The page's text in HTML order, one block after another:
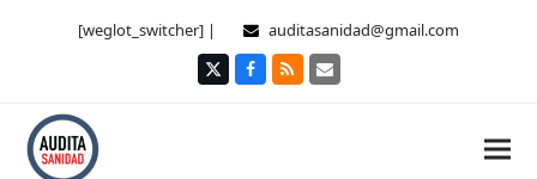
[weglot_switcher] | auditasanidad@gmail.com
TwitterFacebook
RSS Correo